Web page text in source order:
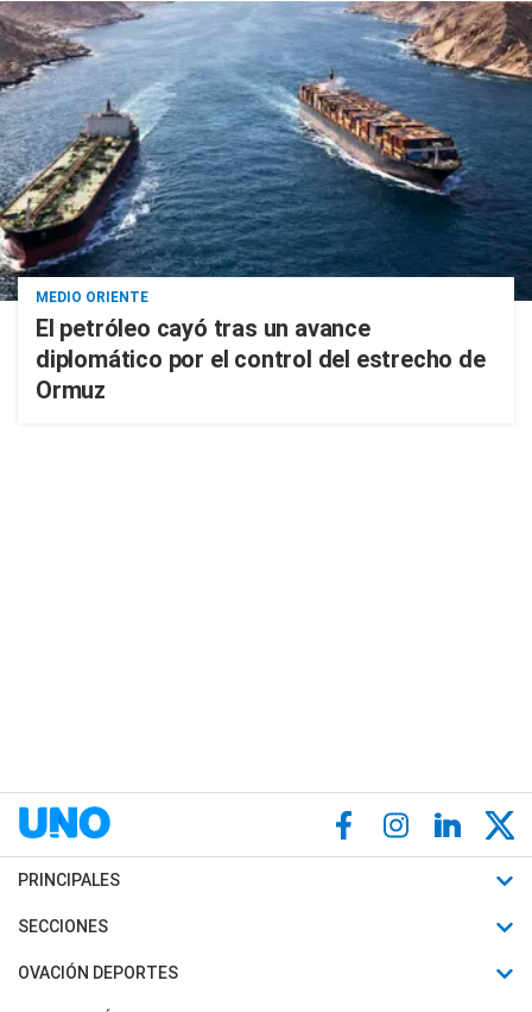
MEDIO ORIENTE
El petróleo cayó tras un avance
diplomático por el control del estrecho de
Ormuz
PRINCIPALES
Últimas Noticias
Política
SECCIONES
Horóscopo
OVACIÓN DEPORTES